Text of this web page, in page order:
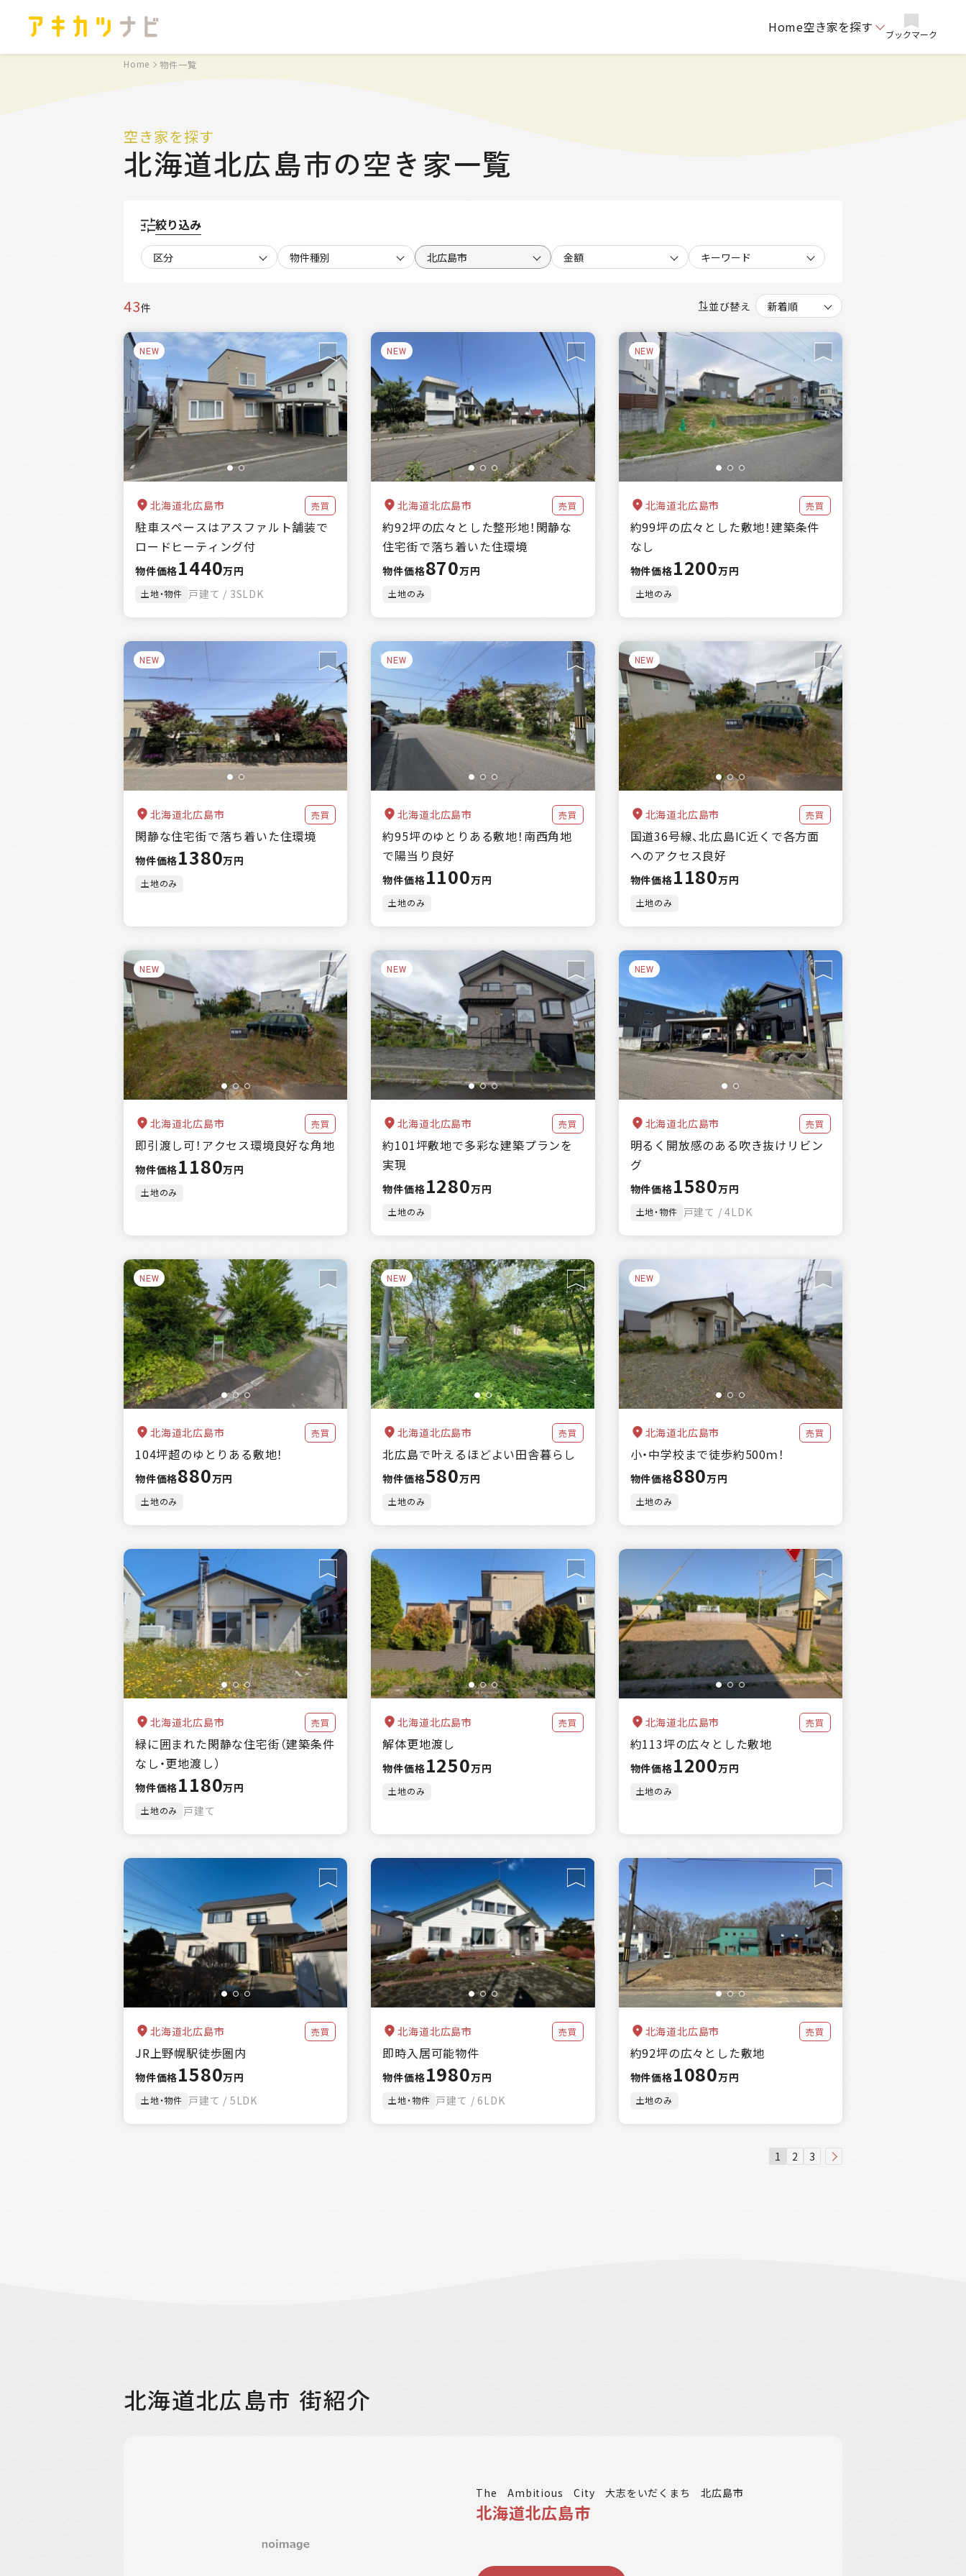
Home空き家を探す ブックマーク
Home 物件一覧
空き家を探す
北海道北広島市の空き家一覧
絞り込み
区分 物件種別 北広島市 金額 キーワード
絞り込み
エリア
自治体を選択する
北広島市
豊浦町
金額
万円～
キーワード
件 クリア 絞込み検索
43件 並び替え
NEW
北海道北広島市 売買
駐車スペースはアスファルト舗装で
ロードヒーティング付
物件価格1440万円
土地・物件 戸建て / 3SLDK
NEW
北海道北広島市 売買
約92坪の広々とした整形地！閑静な
住宅街で落ち着いた住環境
物件価格870万円
土地のみ
NEW
北海道北広島市 売買
約99坪の広々とした敷地！建築条件
なし
物件価格1200万円
土地のみ
NEW
北海道北広島市 売買
閑静な住宅街で落ち着いた住環境
物件価格1380万円
土地のみ
NEW
北海道北広島市 売買
約95坪のゆとりある敷地！南西角地
で陽当り良好
物件価格1100万円
土地のみ
NEW
北海道北広島市 売買
国道36号線、北広島IC近くで各方面
へのアクセス良好
物件価格1180万円
土地のみ
NEW
北海道北広島市 売買
即引渡し可！アクセス環境良好な角地
物件価格1180万円
土地のみ
NEW
北海道北広島市 売買
約101坪敷地で多彩な建築プランを
実現
物件価格1280万円
土地のみ
NEW
北海道北広島市 売買
明るく開放感のある吹き抜けリビン
グ
物件価格1580万円
土地・物件 戸建て / 4LDK
NEW
北海道北広島市 売買
104坪超のゆとりある敷地！
物件価格880万円
土地のみ
NEW
北海道北広島市 売買
北広島で叶えるほどよい田舎暮らし
物件価格580万円
土地のみ
NEW
北海道北広島市 売買
小・中学校まで徒歩約500ｍ！
物件価格880万円
土地のみ
北海道北広島市 売買
緑に囲まれた閑静な住宅街（建築条件
なし・更地渡し）
物件価格1180万円
土地のみ 戸建て
北海道北広島市 売買
解体更地渡し
物件価格1250万円
土地のみ
北海道北広島市 売買
約113坪の広々とした敷地
物件価格1200万円
土地のみ
北海道北広島市 売買
JR上野幌駅徒歩圏内
物件価格1580万円
土地・物件 戸建て / 5LDK
北海道北広島市 売買
即時入居可能物件
物件価格1980万円
土地・物件 戸建て / 6LDK
北海道北広島市 売買
約92坪の広々とした敷地
物件価格1080万円
土地のみ
1 2 3
北海道北広島市 街紹介
The Ambitious City 大志をいだくまち 北広島市
北海道北広島市